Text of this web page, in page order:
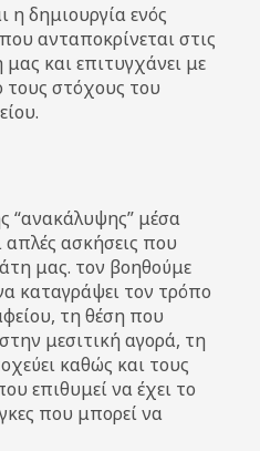
η δημιουργία ενός
ανταποκρίνεται στις
και επιτυγχάνει με
τους στόχους του
“ανακάλυψης” μέσα
ασκήσεις που
μας. τον βοηθούμε
καταγράψει τον τρόπο
τη θέση που
μεσιτική αγορά, τη
καθώς και τους
επιθυμεί να έχει το
που μπορεί να